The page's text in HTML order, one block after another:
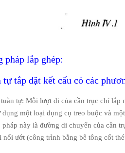
pháp lắp ghép:
tắp đặt kết cấu có các
tự: Mỗi lượt đi của cần trục chỉ lắp
một loại dụng cụ treo buộc và
này là đường di chuyển của cần
nối ướt (công trình bằng bê tông cốt